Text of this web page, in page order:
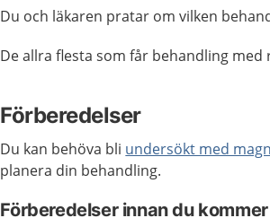
Du och läkaren pratar om vilken
De allra flesta som får behandling med
Förberedelser
Du kan behöva bli undersökt med
planera din behandling.
Förberedelser innan du